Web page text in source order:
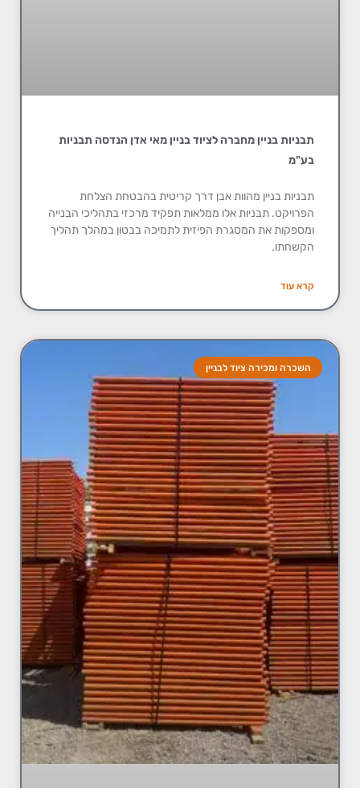
תבניות בניין מחברה לציוד בניין מאי אדן הנדסה תבניות
בע"מ
תבניות בניין מהוות אבן דרך קריטית בהבטחת הצלחת
הפרויקט. תבניות אלו ממלאות תפקיד מרכזי בתהליכי הבנייה
ומספקות את המסגרת הפיזית לתמיכה בבטון במהלך תהליך
הקשחתו.
קרא עוד
השכרה ומכירה ציוד לבניין